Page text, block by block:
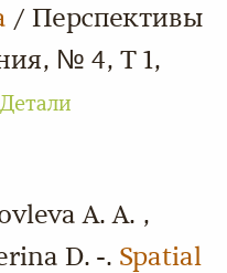
/ Перспективы
№ 4, Т 1,
Детали
A. A. ,
D. -. Spatial